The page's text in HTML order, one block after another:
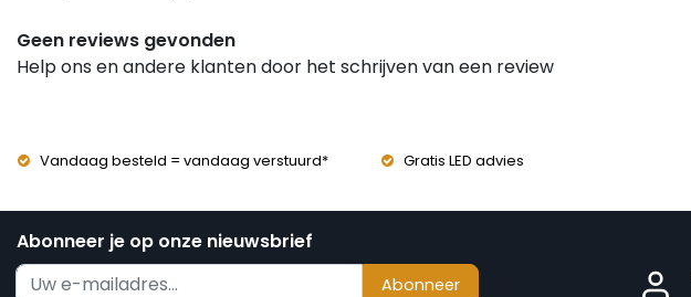
Geen reviews gevonden
Help ons en andere klanten door het schrijven van een review
Vandaag besteld = vandaag verstuurd* Gratis LED advies
Abonneer je op onze nieuwsbrief
Abonneer